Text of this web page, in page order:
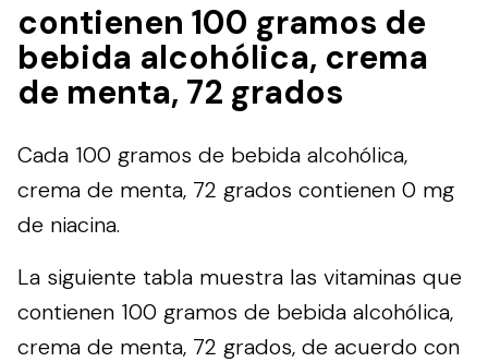
contienen 100 gramos de
bebida alcohólica, crema
de menta, 72 grados
Cada 100 gramos de bebida alcohólica,
crema de menta, 72 grados contienen 0 mg
de niacina.
La siguiente tabla muestra las vitaminas que
contienen 100 gramos de bebida alcohólica,
crema de menta, 72 grados, de acuerdo con